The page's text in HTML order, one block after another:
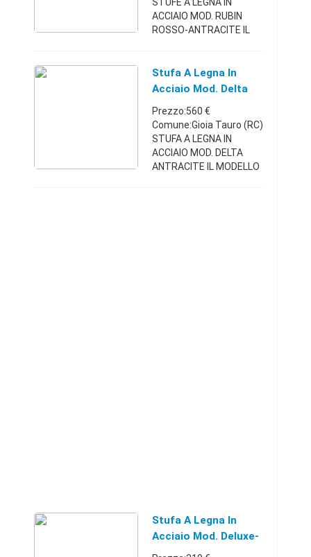
ACCIAIO MOD. RUBIN
ROSSO-ANTRACITE IL
STUFA CAMINO A LEGNA
(E CARBONE)
CONFORME ALLE
NORMATIVE ...
Stufa A Legna In
Acciaio Mod. Delta
Antracite
Prezzo:560 €
Comune:Gioia Tauro (RC)
STUFA A LEGNA IN
ACCIAIO MOD. DELTA
ANTRACITE IL MODELLO
Stufa A Legna In
Acciaio Mod. Deluxe-
L Colore Antr